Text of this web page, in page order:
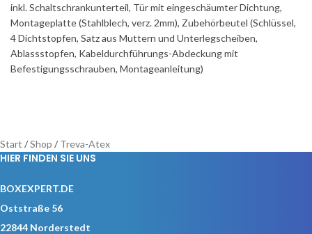
inkl. Schaltschrankunterteil, Tür mit eingeschäumter Dichtung,
Montageplatte (Stahlblech, verz. 2mm), Zubehörbeutel (Schlüssel,
4 Dichtstopfen, Satz aus Muttern und Unterlegscheiben,
Ablassstopfen, Kabeldurchführungs-Abdeckung mit
Befestigungsschrauben, Montageanleitung)
Start /Shop / Treva-Atex
HIER FINDEN SIE UNS
BOXEXPERT.DE
Oststraße 56
22844 Norderstedt